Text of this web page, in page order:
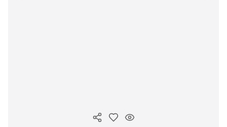
Copiar enlace